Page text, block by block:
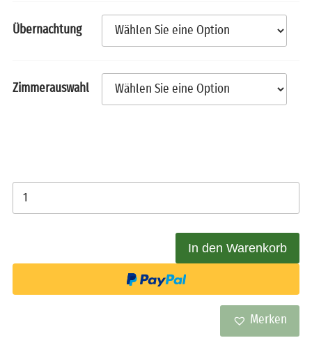
Übernachtung
Zimmerauswahl
VFB Stuttgart - Tickets
inkl. Tour oder Hotel
am 12/14.02.2027
In den Warenkorb
Merken